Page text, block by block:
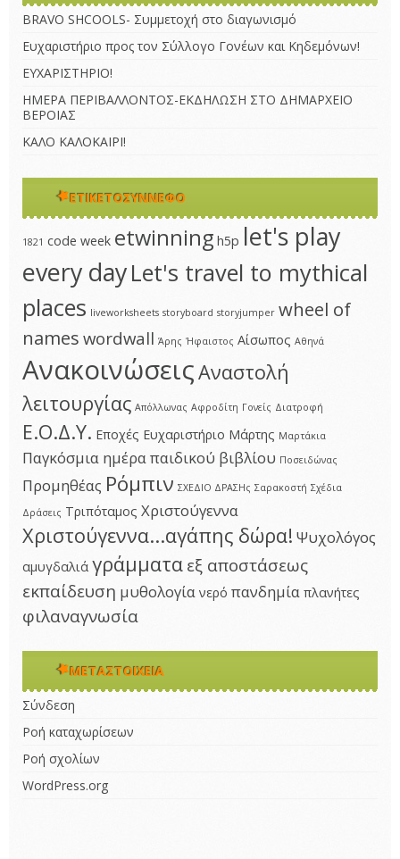
BRAVO SHCOOLS- Συμμετοχή στο διαγωνισμό
Ευχαριστήριο προς τον Σύλλογο Γονέων και Κηδεμόνων!
ΕΥΧΑΡΙΣΤΗΡΙΟ!
ΗΜΕΡΑ ΠΕΡΙΒΑΛΛΟΝΤΟΣ-ΕΚΔΗΛΩΣΗ ΣΤΟ ΔΗΜΑΡΧΕΙΟ
ΒΕΡΟΙΑΣ
ΚΑΛΟ ΚΑΛΟΚΑΙΡΙ!
ΕΤΙΚΕΤΟΣΎΝΝΕΦΟ
1821 code week etwinning h5p let's play
every dayLet's travel to mythical
places liveworksheets storyboard storyjumper wheel of
names wordwall Άρης Ήφαιστος Αίσωπος Αθηνά
ΑνακοινώσειςΑναστολή
λειτουργίας Απόλλωνας Αφροδίτη Γονείς Διατροφή
Ε.Ο.Δ.Υ. Εποχές Ευχαριστήριο Μάρτης Μαρτάκια
Παγκόσμια ημέρα παιδικού βιβλίου Ποσειδώνας
Προμηθέας Ρόμπιν ΣΧΕΔΙΟ ΔΡΑΣΗς Σαρακοστή Σχέδια
Δράσεις Τριπόταμος Χριστούγεννα
Χριστούγεννα...αγάπης δώρα! Ψυχολόγος
αμυγδαλιά γράμματα εξ αποστάσεως
εκπαίδευση μυθολογία νερό πανδημία πλανήτες
φιλαναγνωσία
ΜΕΤΑΣΤΟΙΧΕΊΑ
Σύνδεση
Ροή καταχωρίσεων
Ροή σχολίων
WordPress.org